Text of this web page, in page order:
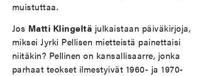
muistuttaa.
Jos Matti Klingeltä julkaistaan päiväkirjoja,
miksei Jyrki Pellisen mietteistä painettaisi
niitäkin? Pellinen on kansallisaarre, jonka
parhaat teokset ilmestyivät 1960- ja 1970-